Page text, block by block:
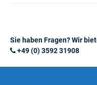
Sie haben Fragen? Wir
+49 (0) 3592 31908